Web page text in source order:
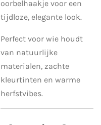
oorbelhaakje voor een
tijdloze, elegante look.
Perfect voor wie houdt
van natuurlijke
materialen, zachte
kleurtinten en warme
herfstvibes.